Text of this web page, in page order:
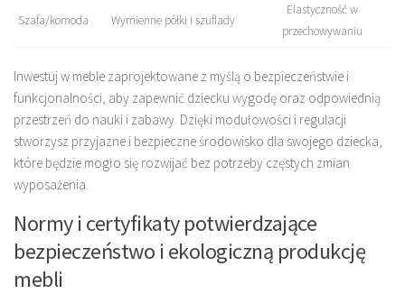
Szafa/komoda Wymienne półki i szuflady
Elastyczność w
przechowywaniu
Inwestuj w meble zaprojektowane z myślą o bezpieczeństwie i
funkcjonalności, aby zapewnić dziecku wygodę oraz odpowiednią
przestrzeń do nauki i zabawy. Dzięki modułowości i regulacji
stworzysz przyjazne i bezpieczne środowisko dla swojego dziecka,
które będzie mogło się rozwijać bez potrzeby częstych zmian
wyposażenia.
Normy i certyfikaty potwierdzające
bezpieczeństwo i ekologiczną produkcję
mebli